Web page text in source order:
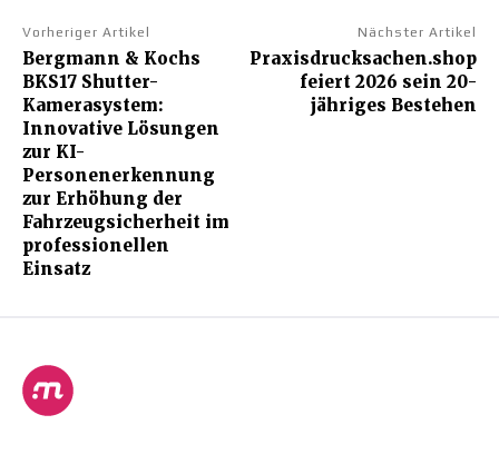
Vorheriger Artikel
Bergmann & Kochs
BKS17 Shutter-
Kamerasystem:
Innovative Lösungen
zur KI-
Personenerkennung
zur Erhöhung der
Fahrzeugsicherheit im
professionellen
Einsatz
Nächster Artikel
Praxisdrucksachen.shop
feiert 2026 sein 20-
jähriges Bestehen